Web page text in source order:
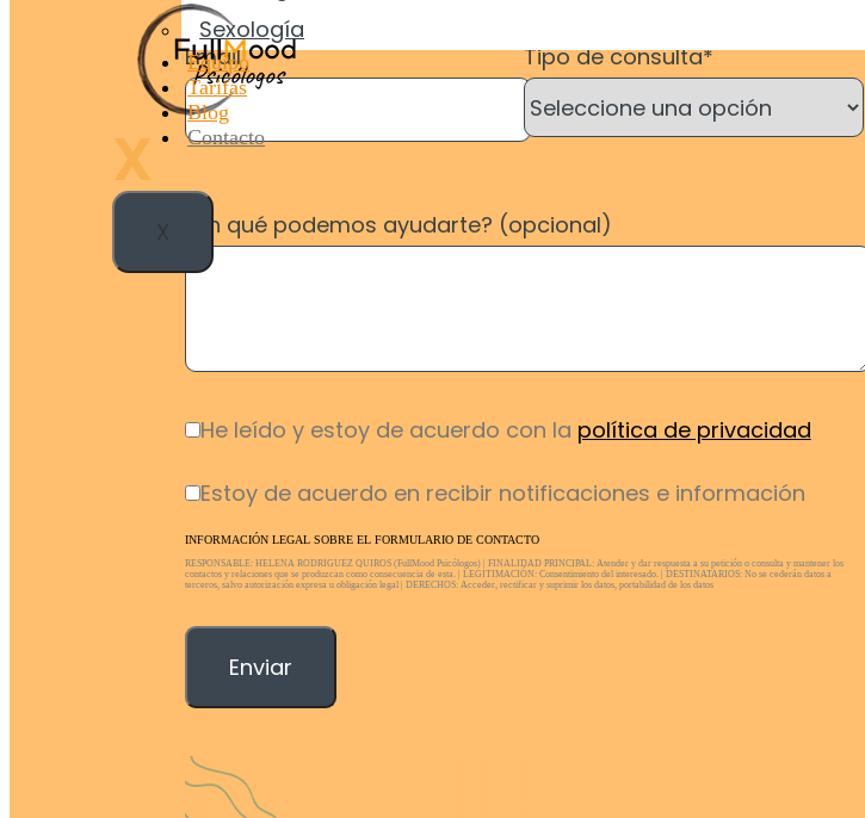
X
Sexología
Equipo
Tarifas
Blog
Contacto
X
Email Tipo de consulta*
¿En qué podemos ayudarte? (opcional)
He leído y estoy de acuerdo con la política de privacidad
Estoy de acuerdo en recibir notificaciones e información
INFORMACIÓN LEGAL SOBRE EL FORMULARIO DE CONTACTO
RESPONSABLE: HELENA RODRIGUEZ QUIROS (FullMood Psicólogos) | FINALIDAD PRINCIPAL: Atender y dar respuesta a su petición o consulta y mantener los
contactos y relaciones que se produzcan como consecuencia de esta. | LEGITIMACIÓN: Consentimiento del interesado. | DESTINATARIOS: No se cederán datos a
terceros, salvo autorización expresa u obligación legal | DERECHOS: Acceder, rectificar y suprimir los datos, portabilidad de los datos